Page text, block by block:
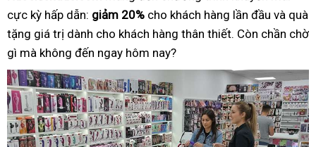
cực kỳ hấp dẫn: giảm 20% cho khách hàng lần đầu và quà
tặng giá trị dành cho khách hàng thân thiết. Còn chần chờ
gì mà không đến ngay hôm nay?